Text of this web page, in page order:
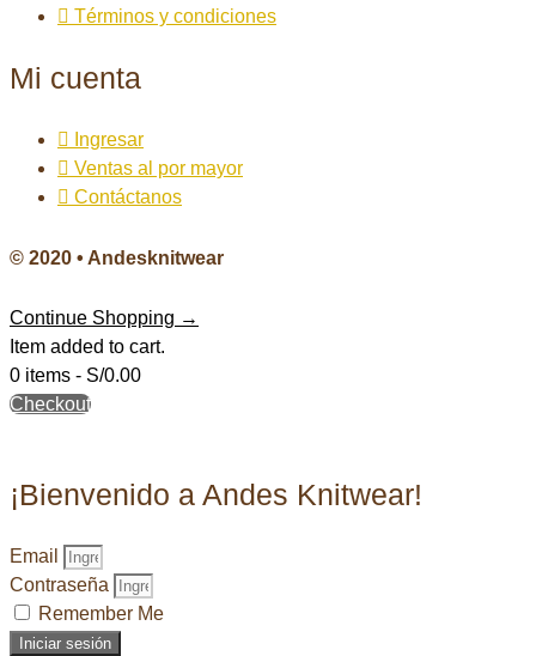
Términos y condiciones
Mi cuenta
Ingresar
Ventas al por mayor
Contáctanos
© 2020 • Andesknitwear
Continue Shopping →
Item added to cart.
0 items - S/0.00
Checkout
¡Bienvenido a Andes Knitwear!
Email
Contraseña
Remember Me
Iniciar sesión